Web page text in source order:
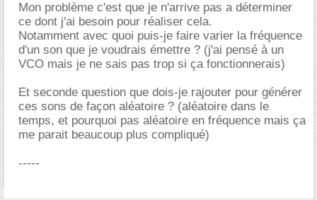
Mon problème c'est que je n'arrive pas a déterminer
ce dont j'ai besoin pour réaliser cela.
Notamment avec quoi puis-je faire varier la fréquence
d'un son que je voudrais émettre ? (j'ai pensé à un
VCO mais je ne sais pas trop si ça fonctionnerais)
Et seconde question que dois-je rajouter pour générer
ces sons de façon aléatoire ? (aléatoire dans le
temps, et pourquoi pas aléatoire en fréquence mais ça
me parait beaucoup plus compliqué)
-----